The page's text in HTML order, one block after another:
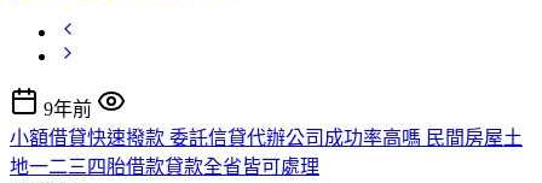
9年前
小額借貸快速撥款 委託信貸代辦公司成功率高嗎 民間房屋土
地一二三四胎借款貸款全省皆可處理